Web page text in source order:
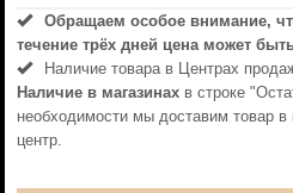
Обращаем особое внимание,
течениe трёх дней цена может
Наличие товара в Центрах
Наличие в магазинахв строке
необходимости мы доставим товар
центр.